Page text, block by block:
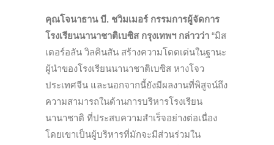
คุณโจนาธาน บี. ชวิมเมอร์ กรรมการผู้จัดการ
โรงเรียนนานาชาติเบซิส กรุงเทพฯ กล่าวว่า “มิส
เตอร์อลัน วิลคินสัน สร้างความโดดเด่นในฐานะ
ผู้นำของโรงเรียนนานาชาติเบซิส หางโจว
ประเทศจีน และนอกจากนี้ยังมีผลงานที่พิสูจน์ถึง
ความสามารถในด้านการบริหารโรงเรียน
นานาชาติ ที่ประสบความสำเร็จอย่างต่อเนื่อง
โดยเขาเป็นผู้บริหารที่มักจะมีส่วนร่วมใน